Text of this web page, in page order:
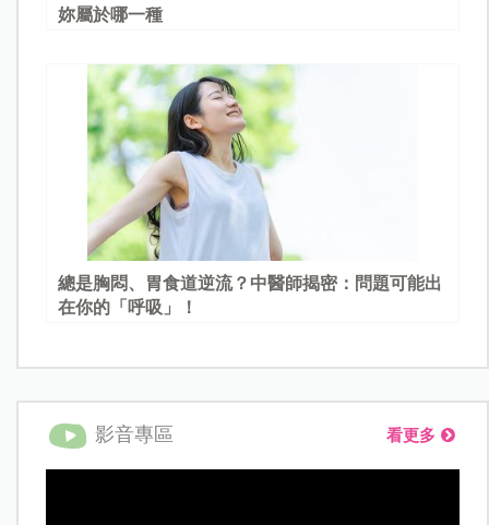
妳屬於哪一種
總是胸悶、胃食道逆流？中醫師揭密：問題可能出
在你的「呼吸」！
影音專區 看更多